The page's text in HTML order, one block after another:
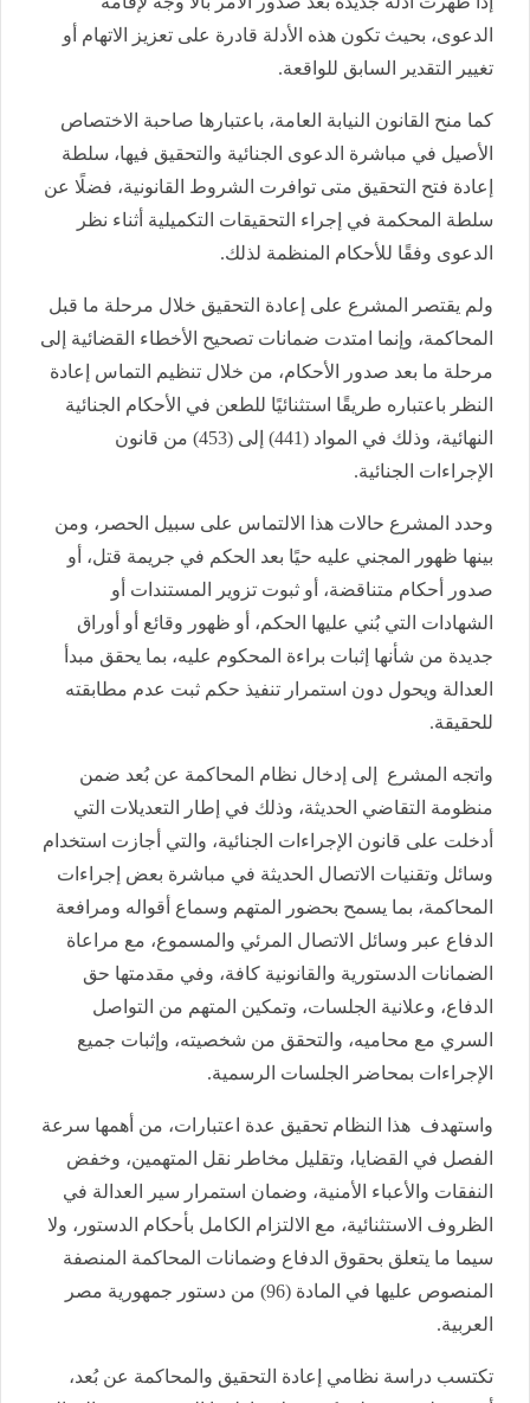
الدعوى، بحيث تكون هذه الأدلة قادرة على تعزيز الاتهام أو
تغيير التقدير السابق للواقعة.
كما منح القانون النيابة العامة، باعتبارها صاحبة الاختصاص
الأصيل في مباشرة الدعوى الجنائية والتحقيق فيها، سلطة
إعادة فتح التحقيق متى توافرت الشروط القانونية، فضلًا عن
سلطة المحكمة في إجراء التحقيقات التكميلية أثناء نظر
الدعوى وفقًا للأحكام المنظمة لذلك.
ولم يقتصر المشرع على إعادة التحقيق خلال مرحلة ما قبل
المحاكمة، وإنما امتدت ضمانات تصحيح الأخطاء القضائية إلى
مرحلة ما بعد صدور الأحكام، من خلال تنظيم التماس إعادة
النظر باعتباره طريقًا استثنائيًا للطعن في الأحكام الجنائية
النهائية، وذلك في المواد (441) إلى (453) من قانون
الإجراءات الجنائية.
وحدد المشرع حالات هذا الالتماس على سبيل الحصر، ومن
بينها ظهور المجني عليه حيًا بعد الحكم في جريمة قتل، أو
صدور أحكام متناقضة، أو ثبوت تزوير المستندات أو
الشهادات التي بُني عليها الحكم، أو ظهور وقائع أو أوراق
جديدة من شأنها إثبات براءة المحكوم عليه، بما يحقق مبدأ
العدالة ويحول دون استمرار تنفيذ حكم ثبت عدم مطابقته
للحقيقة.
واتجه المشرع إلى إدخال نظام المحاكمة عن بُعد ضمن
منظومة التقاضي الحديثة، وذلك في إطار التعديلات التي
أدخلت على قانون الإجراءات الجنائية، والتي أجازت استخدام
وسائل وتقنيات الاتصال الحديثة في مباشرة بعض إجراءات
المحاكمة، بما يسمح بحضور المتهم وسماع أقواله ومرافعة
الدفاع عبر وسائل الاتصال المرئي والمسموع، مع مراعاة
الضمانات الدستورية والقانونية كافة، وفي مقدمتها حق
الدفاع، وعلانية الجلسات، وتمكين المتهم من التواصل
السري مع محاميه، والتحقق من شخصيته، وإثبات جميع
الإجراءات بمحاضر الجلسات الرسمية.
واستهدف هذا النظام تحقيق عدة اعتبارات، من أهمها سرعة
الفصل في القضايا، وتقليل مخاطر نقل المتهمين، وخفض
النفقات والأعباء الأمنية، وضمان استمرار سير العدالة في
الظروف الاستثنائية، مع الالتزام الكامل بأحكام الدستور، ولا
سيما ما يتعلق بحقوق الدفاع وضمانات المحاكمة المنصفة
المنصوص عليها في المادة (96) من دستور جمهورية مصر
العربية.
تكتسب دراسة نظامي إعادة التحقيق والمحاكمة عن بُعد،